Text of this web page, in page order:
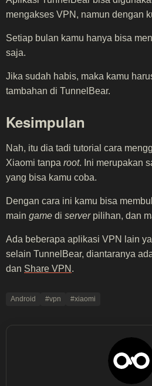
mengakses VPN, namun dengan
Setiap bulan kamu hanya bisa
saja.
Jika sudah habis, maka kamu
tambahan di TunnelBear.
Kesimpulan
Nah, itu dia tadi tutorial cara
Xiaomi tanpa root. Ini merupakan
yang bisa kamu coba.
Dengan cara ini kamu bisa
main game di serverpilihan, dan
Ada beberapa aplikasi VPN lain
selain TunnelBear, diantaranya
dan Share VPN .
Android #vpn #xiaomi